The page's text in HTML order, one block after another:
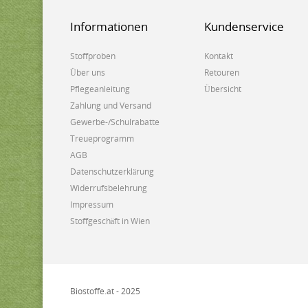
Informationen
Stoffproben
Über uns
Pflegeanleitung
Zahlung und Versand
Gewerbe-/Schulrabatte
Treueprogramm
AGB
Datenschutzerklärung
Widerrufsbelehrung
Impressum
Stoffgeschäft in Wien
Kundenservice
Kontakt
Retouren
Übersicht
Biostoffe.at - 2025